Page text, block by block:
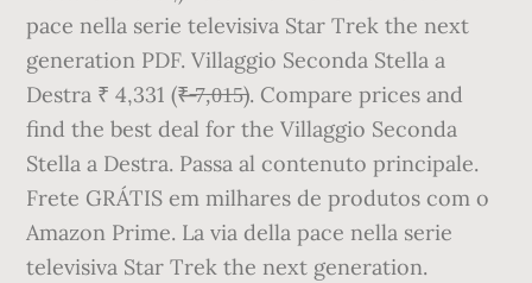
pace nella serie televisiva Star Trek the next
generation PDF. Villaggio Seconda Stella a
Destra ₹ 4,331 (₹̶ ̶7̶,̶0̶1̶5̶). Compare prices and
find the best deal for the Villaggio Seconda
Stella a Destra. Passa al contenuto principale.
Frete GRÁTIS em milhares de produtos com o
Amazon Prime. La via della pace nella serie
televisiva Star Trek the next generation.